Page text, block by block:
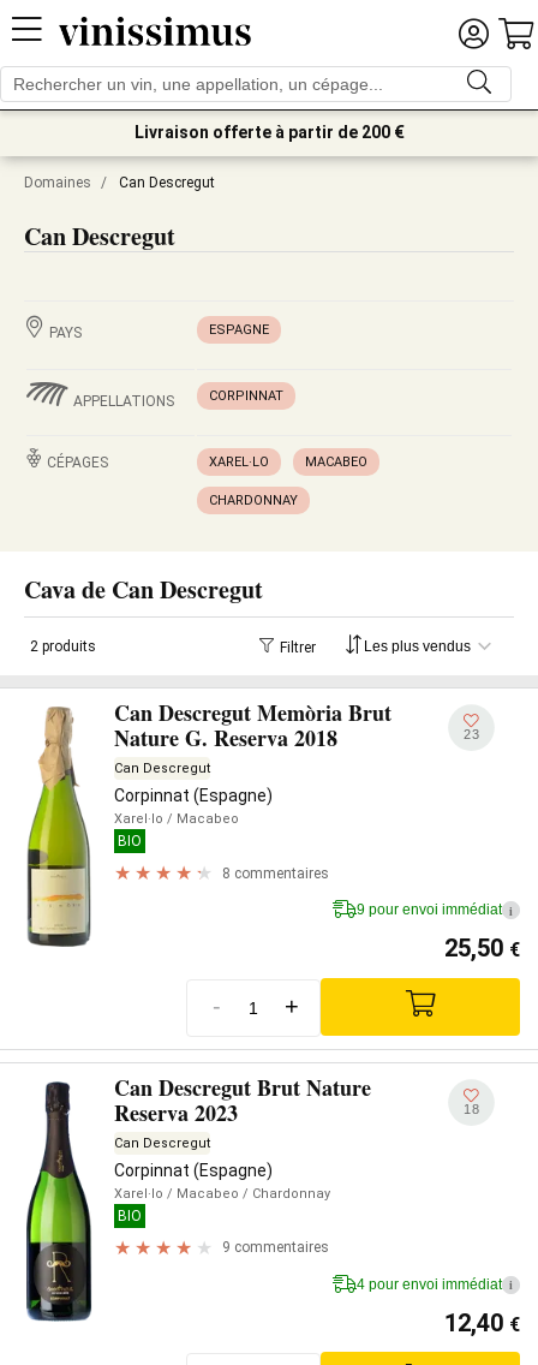
Livraison offerte à partir de 200 €
Domaines / Can Descregut
Can Descregut
PAYS ESPAGNE
APPELLATIONS CORPINNAT
CÉPAGES XAREL·LO MACABEO
CHARDONNAY
Cava de Can Descregut
2 produits Filtrer
Can Descregut Memòria Brut
Nature G. Reserva 2018
Can Descregut
Corpinnat (Espagne)
Xarel·lo / Macabeo
BIO
8 commentaires
23
9 pour envoi immédiat i
25,50 €
- +
Can Descregut Brut Nature
Reserva 2023
Can Descregut
Corpinnat (Espagne)
Xarel·lo / Macabeo / Chardonnay
BIO
9 commentaires
18
4 pour envoi immédiat i
12,40 €